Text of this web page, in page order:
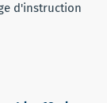
d'instruction